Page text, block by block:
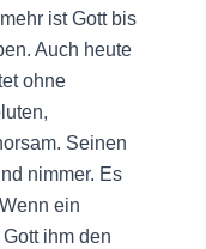
ist Gott bis
Auch heute
ohne
Seinen
nimmer. Es
ein
ihm den